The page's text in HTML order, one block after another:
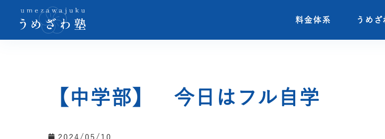
料金体系 うめざ
料金体系 うめざ
【中学部】 今日はフル自学
2024/05/10